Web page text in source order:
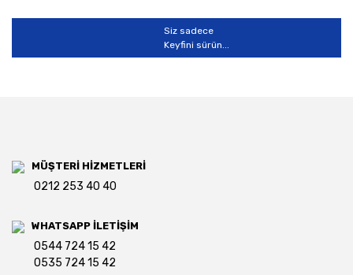
Siz sadece
Keyfini sürün...
MÜŞTERİ HİZMETLERİ
0212 253 40 40
WHATSAPP İLETİŞİM
0544 724 15 42
0535 724 15 42